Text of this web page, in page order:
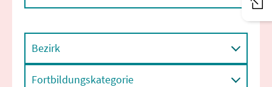
Bezirk
Fortbildungskategorie